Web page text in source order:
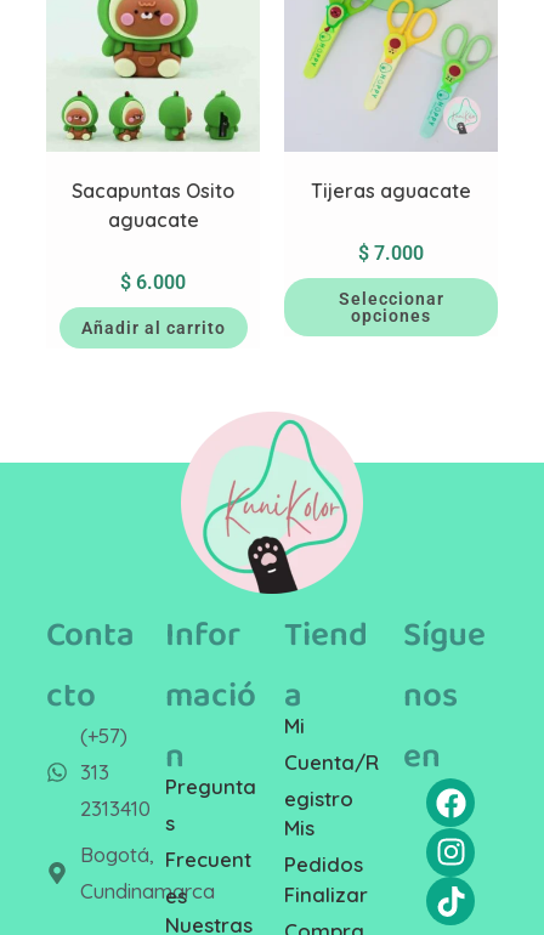
Sacapuntas Osito
aguacate
$ 6.000
Añadir al carrito
Tijeras aguacate
$ 7.000
Seleccionar
opciones
Conta
cto
(+57)
313
2313410
Bogotá,
Cundinamarca
Infor
mació
n
Pregunta
s
Frecuent
es
Nuestras
Tiend
a
Mi
Cuenta/R
egistro
Mis
Pedidos
Finalizar
Sígue
nos
en